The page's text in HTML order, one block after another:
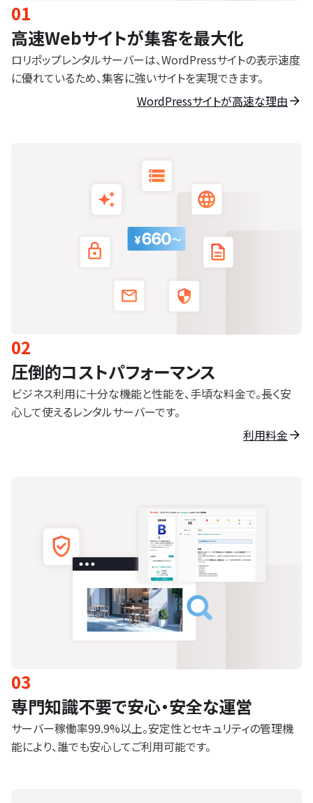
01
高速Webサイトが集客を最大化
ロリポップレンタルサーバーは、WordPressサイトの表示速度
に優れているため、集客に強いサイトを実現できます。
WordPressサイトが高速な理由
02
圧倒的コストパフォーマンス
ビジネス利用に十分な機能と性能を、手頃な料金で。長く安
心して使えるレンタルサーバーです。
利用料金
03
専門知識不要で安心・安全な運営
サーバー稼働率99.9%以上。安定性とセキュリティの管理機
能により、誰でも安心してご利用可能です。